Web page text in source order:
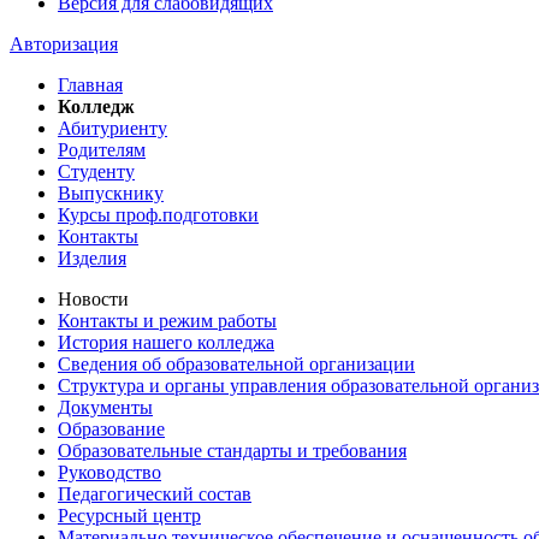
Авторизация
Главная
Колледж
Абитуриенту
Родителям
Студенту
Выпускнику
Курсы проф.подготовки
Контакты
Изделия
Новости
Контакты и режим работы
История нашего колледжа
Сведения об образовательной организации
Структура и органы управления образовательной
Документы
Образование
Образовательные стандарты и требования
Руководство
Педагогический состав
Ресурсный центр